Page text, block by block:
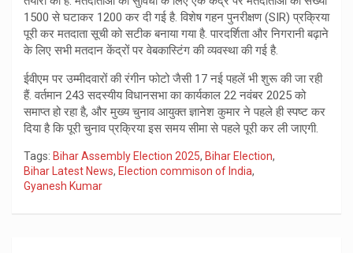
1500 से घटाकर 1200 कर दी गई है. विशेष गहन पुनरीक्षण (SIR) प्रक्रिया
पूरी कर मतदाता सूची को सटीक बनाया गया है. पारदर्शिता और निगरानी बढ़ाने
के लिए सभी मतदान केंद्रों पर वेबकास्टिंग की व्यवस्था की गई है.
ईवीएम पर उम्मीदवारों की रंगीन फोटो जैसी 17 नई पहलें भी शुरू की जा रही
हैं. वर्तमान 243 सदस्यीय विधानसभा का कार्यकाल 22 नवंबर 2025 को
समाप्त हो रहा है, और मुख्य चुनाव आयुक्त ज्ञानेश कुमार ने पहले ही स्पष्ट कर
दिया है कि पूरी चुनाव प्रक्रिया इस समय सीमा से पहले पूरी कर ली जाएगी.
Tags: Bihar Assembly Election 2025, Bihar Election,
Bihar Latest News, Election commison of India,
Gyanesh Kumar